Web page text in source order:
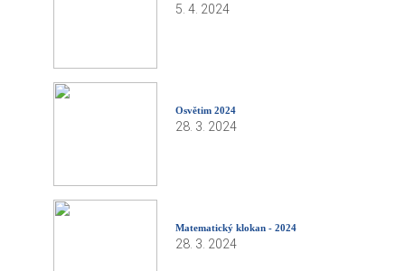
5. 4. 2024
Osvětim 2024
28. 3. 2024
Matematický klokan - 2024
28. 3. 2024